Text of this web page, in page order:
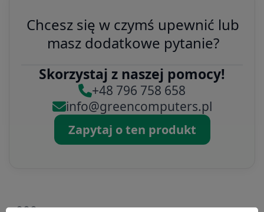
Chcesz się w czymś upewnić lub
masz dodatkowe pytanie?
Skorzystaj z naszej pomocy!
+48 796 758 658
info@greencomputers.pl
Zapytaj o ten produkt